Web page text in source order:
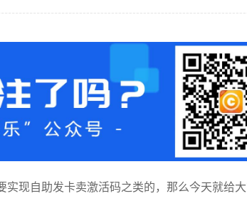
现自助发卡卖激活码之类的，那么今天就给